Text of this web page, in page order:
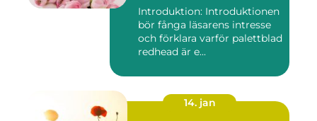
Introduktion: Introduktionen
bör fånga läsarens intresse
och förklara varför palettblad
redhead är e...
14. jan